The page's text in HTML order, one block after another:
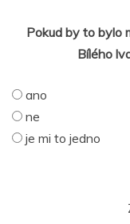
Pokud by to bylo
Bílého
ano
ne
je mi to jedno